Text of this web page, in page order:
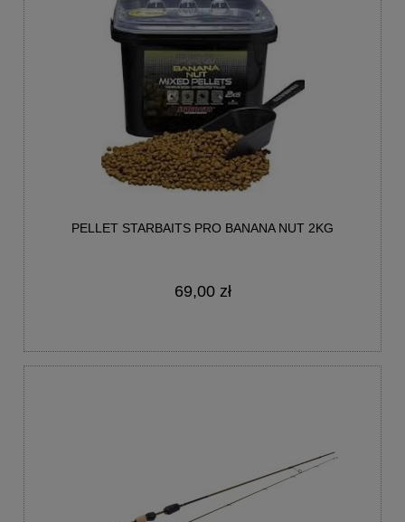
PELLET STARBAITS PRO BANANA NUT 2KG
69,00 zł